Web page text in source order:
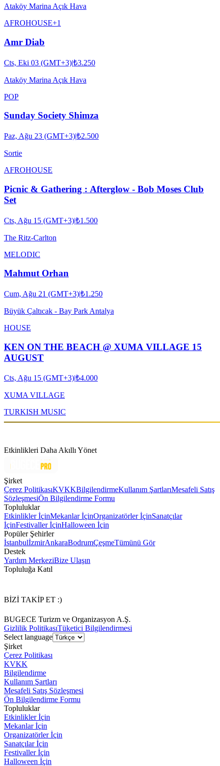
Ataköy Marina Açık Hava
AFROHOUSE+1
Amr Diab
Cts, Eki 03 (GMT+3)|₺3.250
Ataköy Marina Açık Hava
POP
Sunday Society Shimza
Paz, Ağu 23 (GMT+3)|₺2.500
Sortie
AFROHOUSE
Picnic & Gathering : Afterglow - Bob Moses Club
Set
Cts, Ağu 15 (GMT+3)|₺1.500
The Ritz-Carlton
MELODIC
Mahmut Orhan
Cum, Ağu 21 (GMT+3)|₺1.250
Büyük Çaltıcak - Bay Park Antalya
HOUSE
KEN ON THE BEACH @ XUMA VILLAGE 15
AUGUST
Cts, Ağu 15 (GMT+3)|₺4.000
XUMA VILLAGE
TURKISH MUSIC
Etkinlikleri Daha Akıllı Yönet
Şirket
Çerez PolitikasıKVKKBilgilendirmeKullanım ŞartlarıMesafeli Satış
SözleşmesiÖn Bilgilendirme Formu
Topluluklar
Etkinlikler İçinMekanlar İçinOrganizatörler İçinSanatçılar
İçinFestivaller İçinHalloween İçin
Popüler Şehirler
İstanbulİzmirAnkaraBodrumÇeşmeTümünü Gör
Destek
Yardım MerkeziBize Ulaşın
Topluluğa Katıl
BİZİ TAKİP ET :)
BUGECE Turizm ve Organizasyon A.Ş.
Gizlilik PolitikasıTüketici Bilgilendirmesi
Select language
Şirket
Çerez Politikası
KVKK
Bilgilendirme
Kullanım Şartları
Mesafeli Satış Sözleşmesi
Ön Bilgilendirme Formu
Topluluklar
Etkinlikler İçin
Mekanlar İçin
Organizatörler İçin
Sanatçılar İçin
Festivaller İçin
Halloween İçin